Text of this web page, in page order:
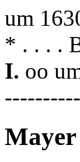
um
* . . . .
I. oo